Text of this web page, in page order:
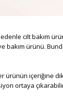
cilt bakım
ürünü.
ürünün
ortaya